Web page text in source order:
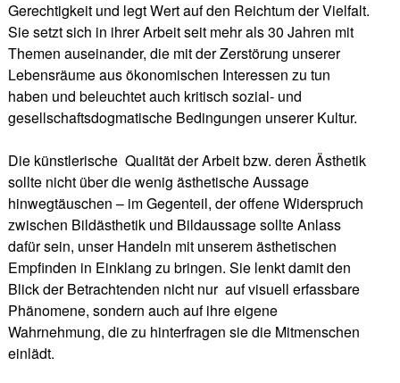
Gerechtigkeit und legt Wert auf den Reichtum der Vielfalt.
Sie setzt sich in ihrer Arbeit seit mehr als 30 Jahren mit
Themen auseinander, die mit der Zerstörung unserer
Lebensräume aus ökonomischen Interessen zu tun
haben und beleuchtet auch kritisch sozial- und
gesellschaftsdogmatische Bedingungen unserer Kultur.
Die künstlerische Qualität der Arbeit bzw. deren Ästhetik
sollte nicht über die wenig ästhetische Aussage
hinwegtäuschen – im Gegenteil, der offene Widerspruch
zwischen Bildästhetik und Bildaussage sollte Anlass
dafür sein, unser Handeln mit unserem ästhetischen
Empfinden in Einklang zu bringen. Sie lenkt damit den
Blick der Betrachtenden nicht nur auf visuell erfassbare
Phänomene, sondern auch auf ihre eigene
Wahrnehmung, die zu hinterfragen sie die Mitmenschen
einlädt.